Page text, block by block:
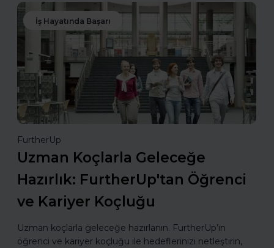
İş Hayatında Başarı
FurtherUp
Uzman Koçlarla Geleceğe
Hazırlık: FurtherUp'tan Öğrenci
ve Kariyer Koçluğu
Uzman koçlarla geleceğe hazırlanın. FurtherUp’ın
öğrenci ve kariyer koçluğu ile hedeflerinizi netleştirin,